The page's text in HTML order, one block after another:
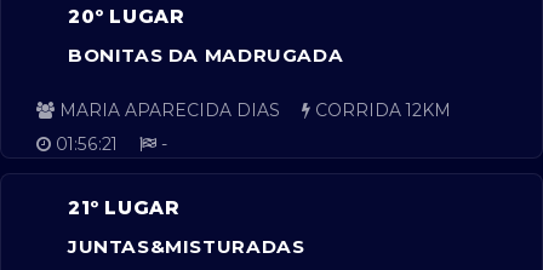
20º LUGAR
BONITAS DA MADRUGADA
MARIA APARECIDA DIAS
CORRIDA 12KM
01:56:21
-
21º LUGAR
JUNTAS&MISTURADAS